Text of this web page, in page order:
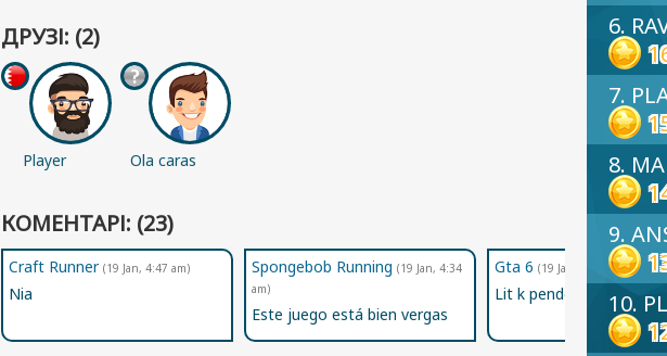
ДРУЗІ: (2)
Player
Ola caras
КОМЕНТАРІ: (23)
Craft Runner (19 Jan, 4:47 am)
Nia
Spongebob Running (19 Jan, 4:34
am)
Este juego está bien vergas
Gta 6 (19 Jan, 4:17 am)
Lit k pendejo ee
6.
7.
8.
9.
10.